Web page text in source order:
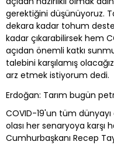
gerektiğini düşünüyoruz.
dekara kadar tohum
kadar çıkarabilirsek hem
açıdan önemli katkı
talebini karşılamış
arz etmek istiyorum dedi.
Erdoğan: Tarım bugün
COVID-19'un tüm dünyayı
olası her senaryoya karşı
Cumhurbaşkanı Recep